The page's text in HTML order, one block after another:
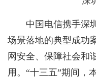
中国电信携手深
场景落地的典型成功
网安全、保障社会和
用。“十三五”期间，